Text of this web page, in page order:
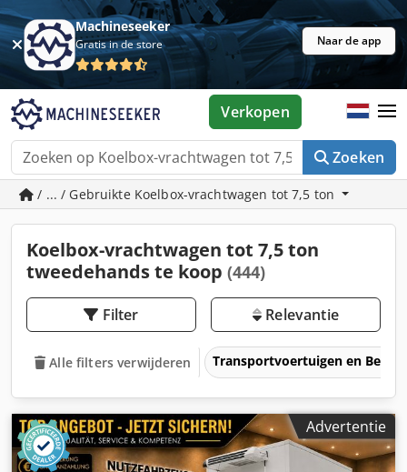
Machineseeker
Gratis in de store Naar de app
Zoeken
Verkopen
/ ... / Gebruikte Koelbox-vrachtwagen tot 7,5 ton
Koelbox-vrachtwagen tot 7,5 ton
tweedehands te koop (444)
Filter Relevantie
Alle filters verwijderen Transportvoertuigen en
Advertentie